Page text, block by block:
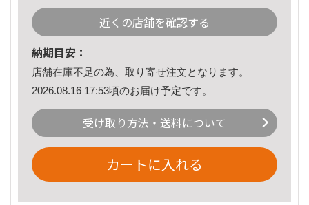
近くの店舗を確認する
納期目安：
店舗在庫不足の為、取り寄せ注文となります。
2026.08.16 17:53頃のお届け予定です。
受け取り方法・送料について
カートに入れる